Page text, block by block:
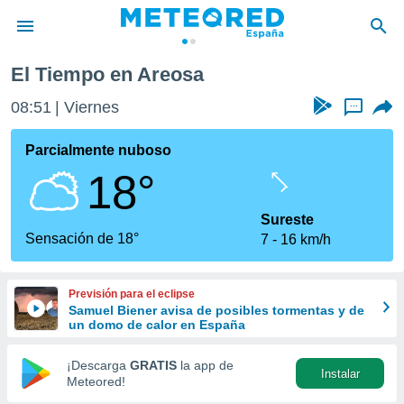
de
por
se
calidad.
a este
las
y
forma
digital
basada
El Tiempo en Areosa
08:51 Viernes ...
Parcialmente nuboso
18°
Sensación de 18°
Sureste
7
16 km/h
Previsión para el eclipse
Samuel Biener avisa de posibles tormentas y de
un domo de calor en España
¡Descarga GRATIS la app de
Meteored!
Instalar